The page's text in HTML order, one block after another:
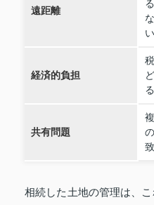
遠距離
い
経済的負担
る
共有問題
致
相続した土地の管理は、